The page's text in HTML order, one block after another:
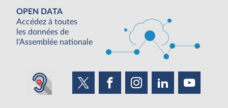
OPEN DATA
Accédez à toutes
les données de
l'Assemblée nationale